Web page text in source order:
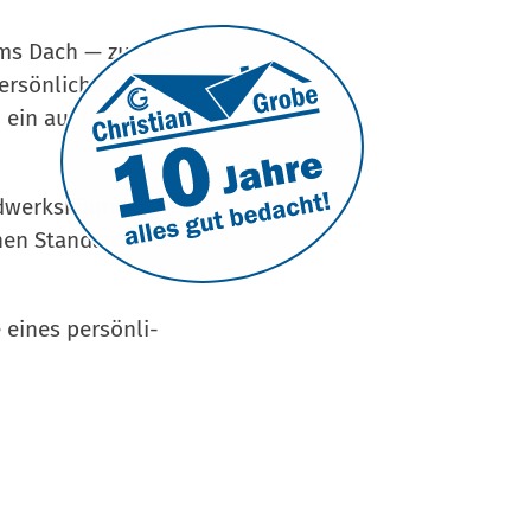
Dach — zu fai­
Bera­
ein auf Ihre
Stan­dards
eines per­sön­li­